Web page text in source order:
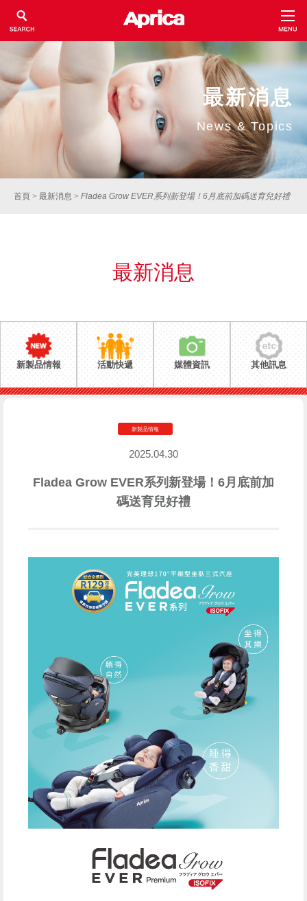
最新消息
News & Topics
首頁 > 最新消息 > Fladea Grow EVER系列新登場！6月底前加碼送育兒好禮
最新消息
新製品情報 活動快遞 媒體資訊 其他訊息
新製品情報
2025.04.30
Fladea Grow EVER系列新登場！6月底前加
碼送育兒好禮